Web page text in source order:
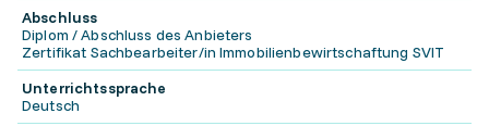
Abschluss
Diplom / Abschluss des Anbieters
Zertifikat Sachbearbeiter/in Immobilienbewirtschaftung SVIT
Unterrichtssprache
Deutsch